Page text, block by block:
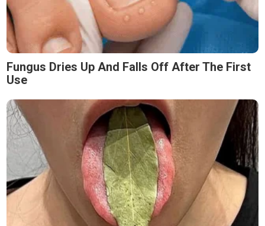
Fungus Dries Up And Falls Off After The First
Use